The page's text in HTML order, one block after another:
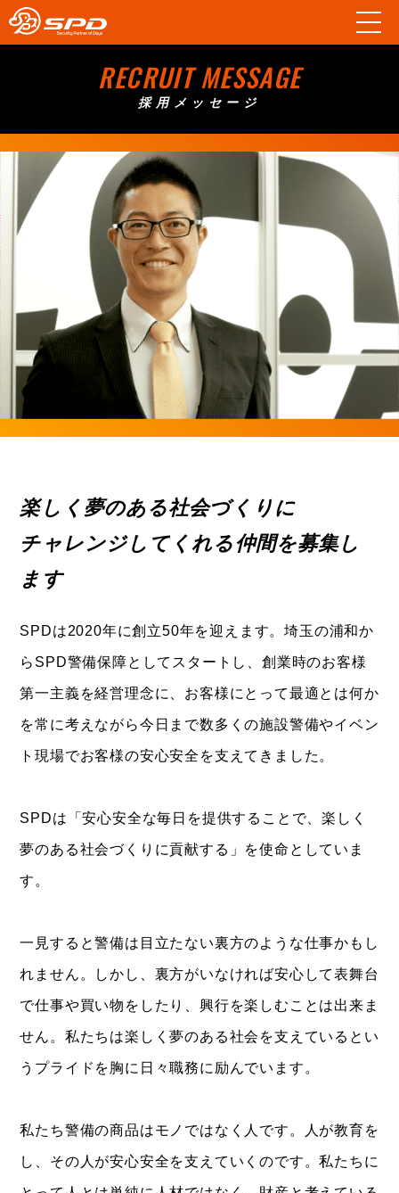
RECRUIT MESSAGE
採用メッセージ
楽しく夢のある社会づくりに
チャレンジしてくれる仲間を募集し
ます
SPDは2020年に創立50年を迎えます。埼玉の浦和か
らSPD警備保障としてスタートし、創業時のお客様
第一主義を経営理念に、お客様にとって最適とは何か
を常に考えながら今日まで数多くの施設警備やイベン
ト現場でお客様の安心安全を支えてきました。
SPDは「安心安全な毎日を提供することで、楽しく
夢のある社会づくりに貢献する」を使命としていま
す。
一見すると警備は目立たない裏方のような仕事かもし
れません。しかし、裏方がいなければ安心して表舞台
で仕事や買い物をしたり、興行を楽しむことは出来ま
せん。私たちは楽しく夢のある社会を支えているとい
うプライドを胸に日々職務に励んでいます。
私たち警備の商品はモノではなく人です。人が教育を
し、その人が安心安全を支えていくのです。私たちに